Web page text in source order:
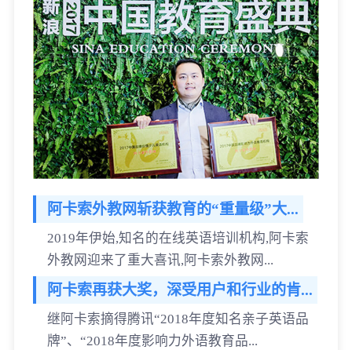
阿卡索外教网斩获教育的“重量级”大...
2019年伊始,知名的在线英语培训机构,阿卡索
外教网迎来了重大喜讯,阿卡索外教网...
阿卡索再获大奖，深受用户和行业的肯...
继阿卡索摘得腾讯“2018年度知名亲子英语品
牌”、“2018年度影响力外语教育品...